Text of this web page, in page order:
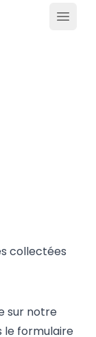
collectées
sur notre
le formulaire